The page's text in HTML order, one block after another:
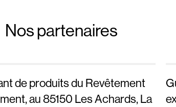
Nos partenaires
de produits du Revêtement
au 85150 Les Achards, La